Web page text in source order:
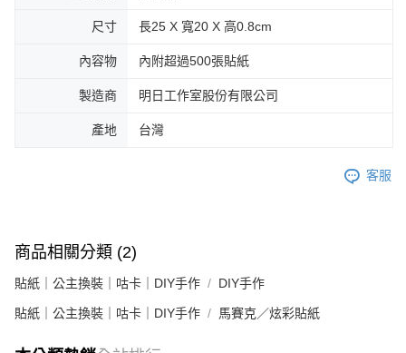
尺寸 長25 X 寬20 X 高0.8cm
內容物 內附超過500張貼紙
製造商 明日工作室股份有限公司
產地 台灣
客服
商品相關分類 (2)
貼紙｜公主換裝｜咕卡｜DIY手作 DIY手作
貼紙｜公主換裝｜咕卡｜DIY手作 馬賽克／炫彩貼紙